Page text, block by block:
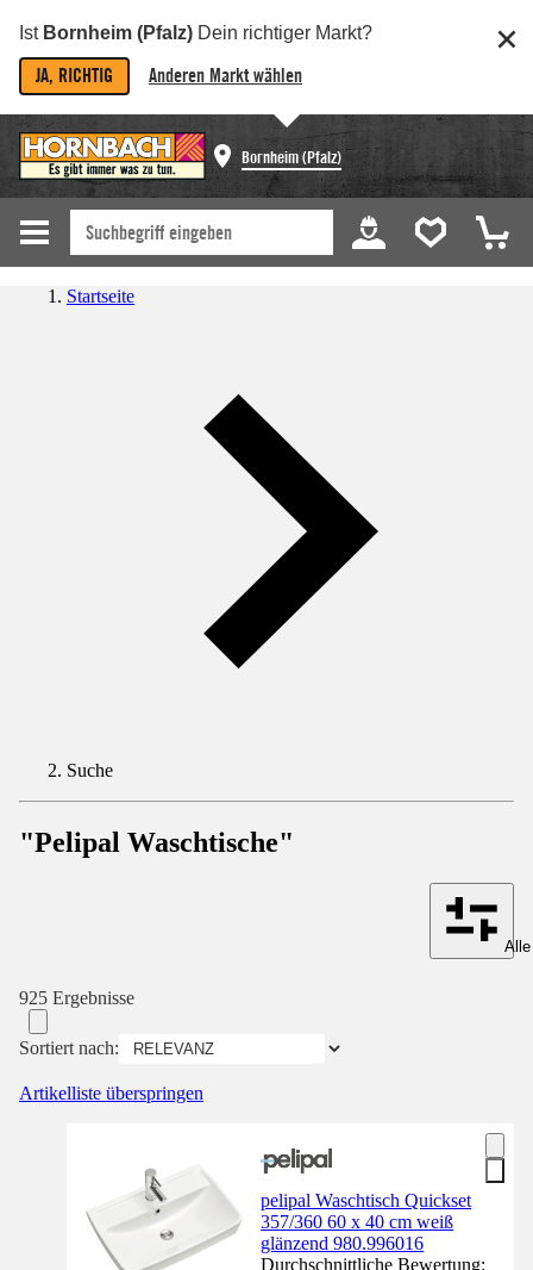
Ist Bornheim (Pfalz) Dein richtiger Markt?
JA, RICHTIG Anderen Markt wählen
Bornheim (Pfalz)
Startseite
Suche
"Pelipal Waschtische"
925 Ergebnisse
Sortiert nach:
Artikelliste überspringen
pelipal Waschtisch Quickset
357/360 60 x 40 cm weiß
glänzend 980.996016
Durchschnittliche Bewertung: